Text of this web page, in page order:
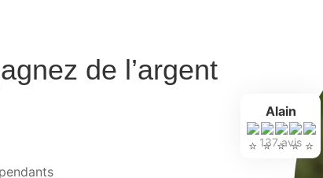
de l’argent
Alain
137 avis